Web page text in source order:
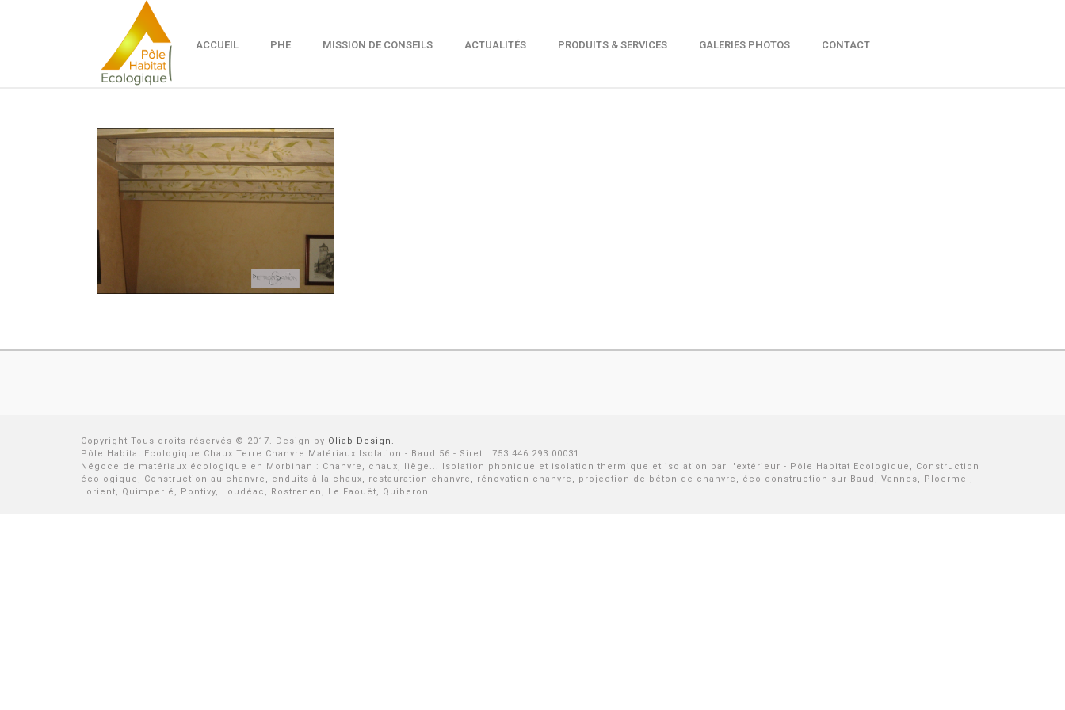
ACCUEIL PHE MISSION DE CONSEILS ACTUALITÉS PRODUITS & SERVICES GALERIES PHOTOS CONTACT
Copyright Tous droits réservés © 2017. Design by Oliab Design.
Pôle Habitat Ecologique Chaux Terre Chanvre Matériaux Isolation - Baud 56 - Siret : 753 446 293 00031
Négoce de matériaux écologique en Morbihan : Chanvre, chaux, liège... Isolation phonique et isolation thermique et isolation par l'extérieur - Pôle Habitat Ecologique, Construction
écologique, Construction au chanvre, enduits à la chaux, restauration chanvre, rénovation chanvre, projection de béton de chanvre, éco construction sur Baud, Vannes, Ploermel,
Lorient, Quimperlé, Pontivy, Loudéac, Rostrenen, Le Faouët, Quiberon...